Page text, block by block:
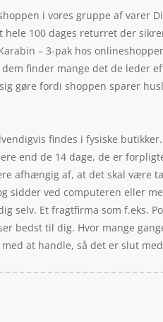
i vores gruppe af varer
100 dages returret der
– 3-pak hos
finder mange det de leder
gøre fordi shoppen sparer
findes i fysiske
end de 14 dage, de er
afhængig af, at det skal være
sidder ved computeren eller
Et fragtfirma som f.eks.
bedst til dig. Hvor mange
at handle, så det er slut